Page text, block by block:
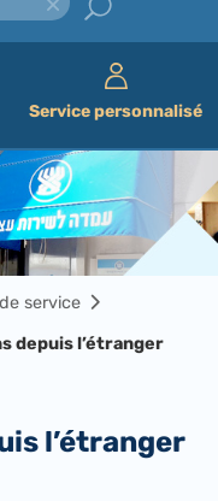
Service personnalisé
service
depuis l’étranger
l’étranger